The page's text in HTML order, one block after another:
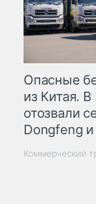
Опасные
из Китая. В
отозвали
Dongfeng
Коммерческий